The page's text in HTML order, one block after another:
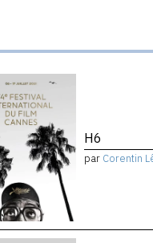
H6
par Corentin